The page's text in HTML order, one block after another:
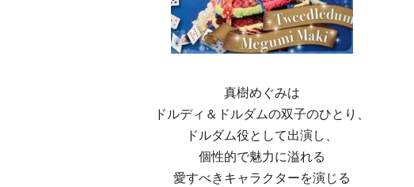
真樹めぐみは
ドルディ＆ドルダムの双子のひとり、
ドルダム役として出演し、
個性的で魅力に溢れる
愛すべきキャラクターを演じる